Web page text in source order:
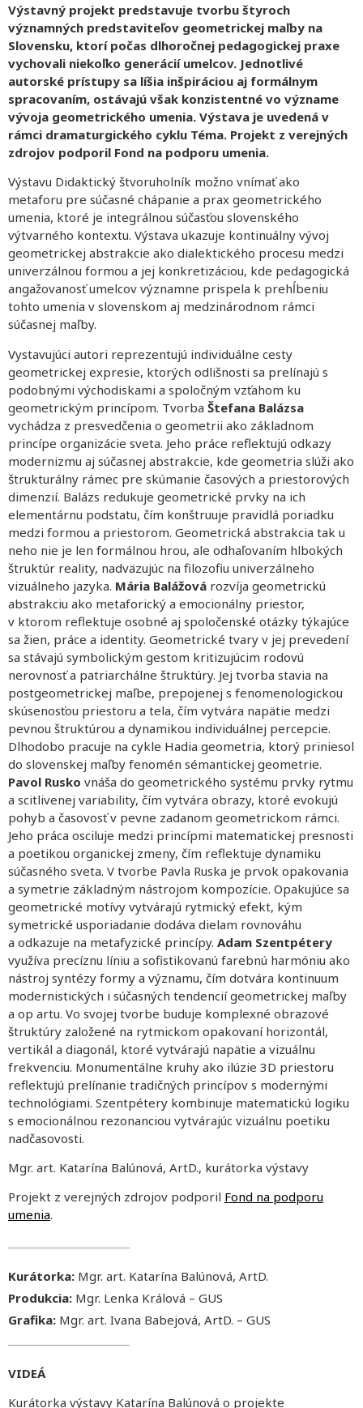
Výstavný projekt predstavuje tvorbu štyroch
významných predstaviteľov geometrickej maľby na
Slovensku, ktorí počas dlhoročnej pedagogickej praxe
vychovali niekoľko generácií umelcov. Jednotlivé
autorské prístupy sa líšia inšpiráciou aj formálnym
spracovaním, ostávajú však konzistentné vo význame
vývoja geometrického umenia. Výstava je uvedená v
rámci dramaturgického cyklu Téma. Projekt z verejných
zdrojov podporil Fond na podporu umenia.
Výstavu Didaktický štvoruholník možno vnímať ako
metaforu pre súčasné chápanie a prax geometrického
umenia, ktoré je integrálnou súčasťou slovenského
výtvarného kontextu. Výstava ukazuje kontinuálny vývoj
geometrickej abstrakcie ako dialektického procesu medzi
univerzálnou formou a jej konkretizáciou, kde pedagogická
angažovanosť umelcov významne prispela k prehĺbeniu
tohto umenia v slovenskom aj medzinárodnom rámci
súčasnej maľby.
Vystavujúci autori reprezentujú individuálne cesty
geometrickej expresie, ktorých odlišnosti sa prelínajú s
podobnými východiskami a spoločným vzťahom ku
geometrickým princípom. Tvorba Štefana Balázsa
vychádza z presvedčenia o geometrii ako základnom
princípe organizácie sveta. Jeho práce reflektujú odkazy
modernizmu aj súčasnej abstrakcie, kde geometria slúži ako
štrukturálny rámec pre skúmanie časových a priestorových
dimenzií. Balázs redukuje geometrické prvky na ich
elementárnu podstatu, čím konštruuje pravidlá poriadku
medzi formou a priestorom. Geometrická abstrakcia tak u
neho nie je len formálnou hrou, ale odhaľovaním hlbokých
štruktúr reality, nadväzujúc na filozofiu univerzálneho
vizuálneho jazyka. Mária Balážová rozvíja geometrickú
abstrakciu ako metaforický a emocionálny priestor,
v ktorom reflektuje osobné aj spoločenské otázky týkajúce
sa žien, práce a identity. Geometrické tvary v jej prevedení
sa stávajú symbolickým gestom kritizujúcim rodovú
nerovnosť a patriarchálne štruktúry. Jej tvorba stavia na
postgeometrickej maľbe, prepojenej s fenomenologickou
skúsenosťou priestoru a tela, čím vytvára napätie medzi
pevnou štruktúrou a dynamikou individuálnej percepcie.
Dlhodobo pracuje na cykle Hadia geometria, ktorý priniesol
do slovenskej maľby fenomén sémantickej geometrie.
Pavol Rusko vnáša do geometrického systému prvky rytmu
a scitlivenej variability, čím vytvára obrazy, ktoré evokujú
pohyb a časovosť v pevne zadanom geometrickom rámci.
Jeho práca osciluje medzi princípmi matematickej presnosti
a poetikou organickej zmeny, čím reflektuje dynamiku
súčasného sveta. V tvorbe Pavla Ruska je prvok opakovania
a symetrie základným nástrojom kompozície. Opakujúce sa
geometrické motívy vytvárajú rytmický efekt, kým
symetrické usporiadanie dodáva dielam rovnováhu
a odkazuje na metafyzické princípy. Adam Szentpétery
využíva precíznu líniu a sofistikovanú farebnú harmóniu ako
nástroj syntézy formy a významu, čím dotvára kontinuum
modernistických i súčasných tendencií geometrickej maľby
a op artu. Vo svojej tvorbe buduje komplexné obrazové
štruktúry založené na rytmickom opakovaní horizontál,
vertikál a diagonál, ktoré vytvárajú napätie a vizuálnu
frekvenciu. Monumentálne kruhy ako ilúzie 3D priestoru
reflektujú prelínanie tradičných princípov s modernými
technológiami. Szentpétery kombinuje matematickú logiku
s emocionálnou rezonanciou vytvárajúc vizuálnu poetiku
nadčasovosti.
Mgr. art. Katarína Balúnová, ArtD., kurátorka výstavy
Projekt z verejných zdrojov podporil Fond na podporu
umenia.
Kurátorka: Mgr. art. Katarína Balúnová, ArtD.
Produkcia: Mgr. Lenka Králová – GUS
Grafika: Mgr. art. Ivana Babejová, ArtD. – GUS
VIDEÁ
Kurátorka výstavy Katarína Balúnová o projekte